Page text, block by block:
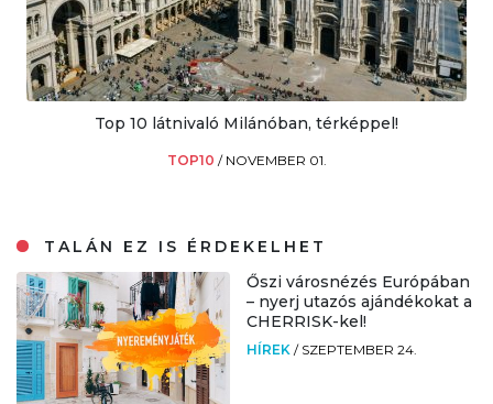
Top 10 látnivaló Milánóban, térképpel!
TOP10 / NOVEMBER 01.
TALÁN EZ IS ÉRDEKELHET
Őszi városnézés Európában
– nyerj utazós ajándékokat a
CHERRISK-kel!
HÍREK / SZEPTEMBER 24.